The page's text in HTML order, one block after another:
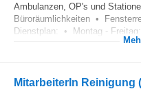
Ambulanzen, OP's und
Büroräumlichkeiten •
Dienstplan: • Montag -
MitarbeiterIn Reinigung